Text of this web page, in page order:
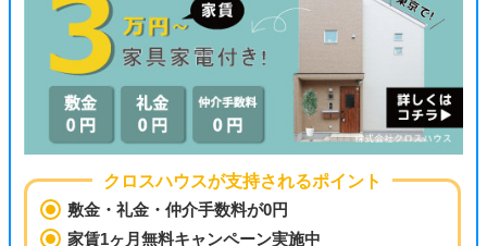
クロスハウスが支持されるポイント
敷金・礼金・仲介手数料が0円
家賃1ヶ月無料キャンペーン実施中